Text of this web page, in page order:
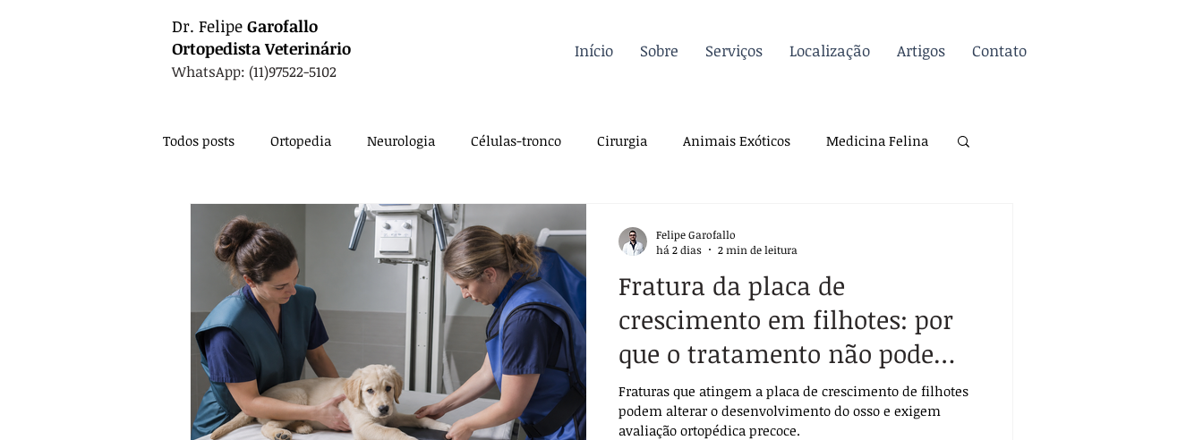
Dr. Felipe Garofallo
Ortopedista Veterinário
WhatsApp: (11)97522-5102
Início Sobre Serviços Localização Artigos Contato
Inscreva-se / Entre
Todos posts Ortopedia Neurologia Células-tronco Cirurgia Animais Exóticos Medicina Felina
Oncologia Fisioterapia Endocrinologia
Nutrição Exames Cardiologia Sutura Pós-operatório Pré-operatório Biossegurança
Anestesia Técnica Cirúrgica Farmacologia Casos Clínicos Para veterinários
Fratura da placa de
crescimento em filhotes: por
que o tratamento não pode
esperar?
Fraturas que atingem a placa de crescimento de filhotes
podem alterar o desenvolvimento do osso e exigem
avaliação ortopédica precoce.
Felipe Garofallo
há 2 dias
2 min de leitura